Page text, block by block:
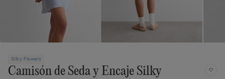
Silky Flowers
Camisón de Seda y Encaje Silky